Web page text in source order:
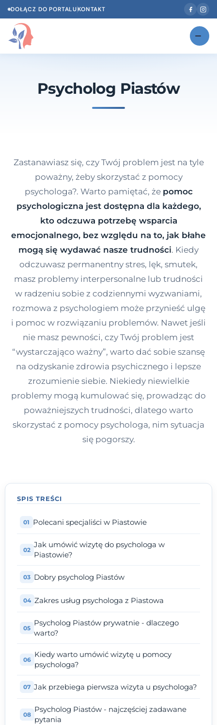
DOŁĄCZ DO PORTALUKONTAKT
NOWOŚĆ
Dawka wiedzy
Dla specjalistów
Kontakt
Dołącz do portalu
Psycholog Piastów
Zastanawiasz się, czy Twój problem jest na tyle
poważny, żeby skorzystać z pomocy
psychologa?. Warto pamiętać, że pomoc
psychologiczna jest dostępna dla każdego,
kto odczuwa potrzebę wsparcia
emocjonalnego, bez względu na to, jak błahe
mogą się wydawać nasze trudności. Kiedy
odczuwasz permanentny stres, lęk, smutek,
masz problemy interpersonalne lub trudności
w radzeniu sobie z codziennymi wyzwaniami,
rozmowa z psychologiem może przynieść ulgę
i pomoc w rozwiązaniu problemów. Nawet jeśli
nie masz pewności, czy Twój problem jest
“wystarczająco ważny”, warto dać sobie szansę
na odzyskanie zdrowia psychicznego i lepsze
zrozumienie siebie. Niekiedy niewielkie
problemy mogą kumulować się, prowadząc do
poważniejszych trudności, dlatego warto
skorzystać z pomocy psychologa, nim sytuacja
się pogorszy.
SPIS TREŚCI
Polecani specjaliści w Piastowie
Jak umówić wizytę do psychologa w
Piastowie?
Dobry psycholog Piastów
Zakres usług psychologa z Piastowa
Psycholog Piastów prywatnie - dlaczego
warto?
Kiedy warto umówić wizytę u pomocy
psychologa?
Jak przebiega pierwsza wizyta u psychologa?
Psycholog Piastów - najczęściej zadawane
pytania